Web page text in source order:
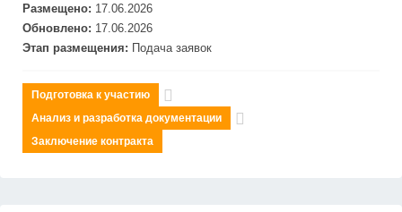
Размещено: 17.06.2026
Обновлено: 17.06.2026
Этап размещения: Подача заявок
Подготовка к участию
Анализ и разработка документации
Заключение контракта